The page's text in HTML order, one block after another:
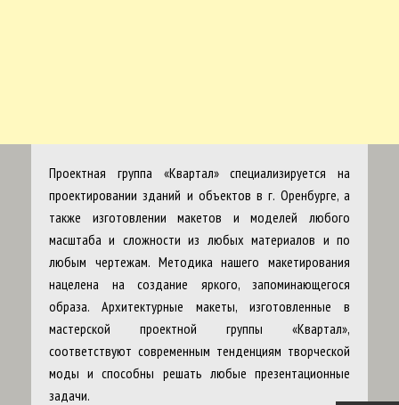
Проектная группа «Квартал» специализируется на
проектировании зданий и объектов в г. Оренбурге, а
также изготовлении макетов и моделей любого
масштаба и сложности из любых материалов и по
любым чертежам. Методика нашего макетирования
нацелена на создание яркого, запоминающегося
образа. Архитектурные макеты, изготовленные в
мастерской проектной группы «Квартал»,
соответствуют современным тенденциям творческой
моды и способны решать любые презентационные
задачи.